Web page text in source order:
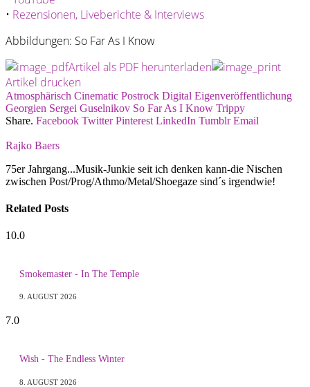
• Rezensionen, Liveberichte & Interviews
Abbildungen: So Far As I Know
Artikel als PDF herunterladen
Artikel drucken
Atmosphärisch Cinematic Postrock Digital Eigenveröffentlichung
Georgien Sergei Guselnikov So Far As I Know Trippy
Share. Facebook Twitter Pinterest LinkedIn Tumblr Email
Rajko Baers
75er Jahrgang...Musik-Junkie seit ich denken kann-die Nischen
zwischen Post/Prog/Athmo/Metal/Shoegaze sind´s irgendwie!
Related Posts
10.0
Smokemaster - In The Temple
9. AUGUST 2026
7.0
Wish - The Endless Winter
8. AUGUST 2026